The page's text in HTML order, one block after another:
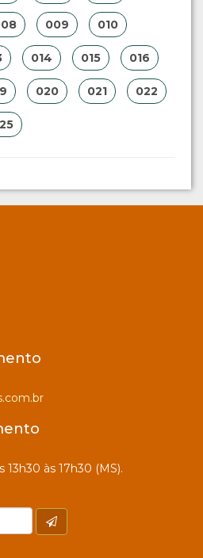
009 010
014 015 016
020 021 022
13h30 às 17h30 (MS).